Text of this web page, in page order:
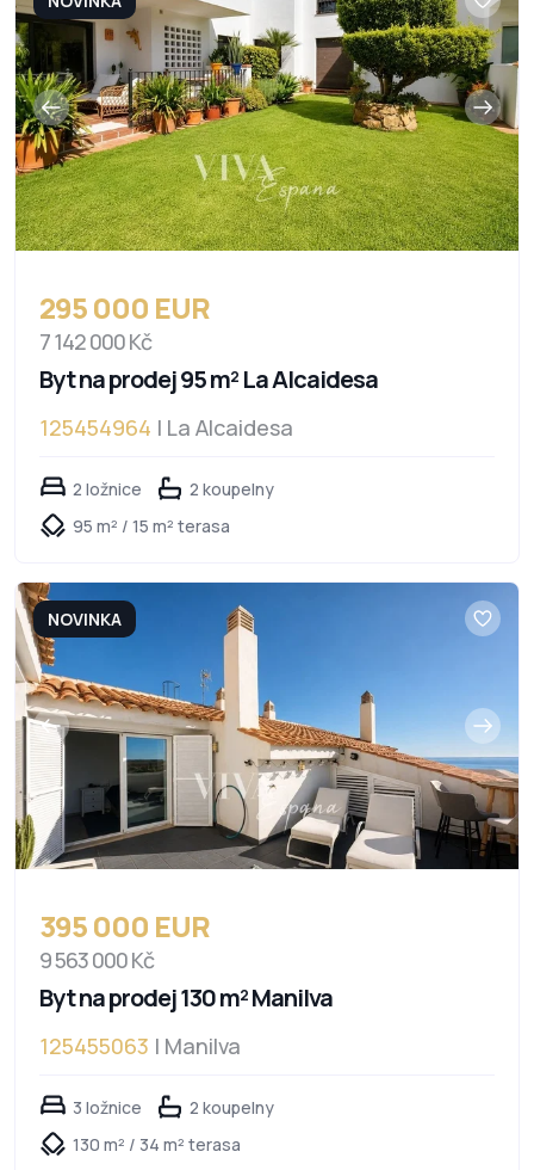
295 000 EUR
7 142 000 Kč
Byt na prodej 95 m² La Alcaidesa
125454964 | La Alcaidesa
2 ložnice
2 koupelny
95 m² / 15 m² terasa
NOVINKA
395 000 EUR
9 563 000 Kč
Byt na prodej 130 m² Manilva
125455063 | Manilva
3 ložnice
2 koupelny
130 m² / 34 m² terasa